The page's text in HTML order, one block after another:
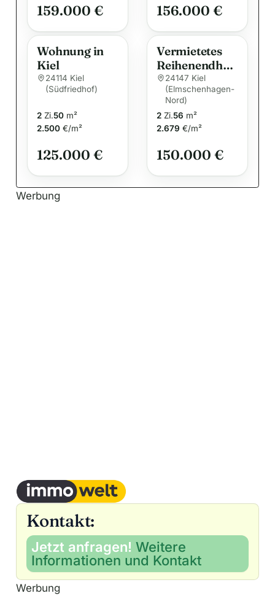
159.000 € 156.000 €
Wohnung in
Kiel
24114 Kiel
(Südfriedhof)
2 Zi.50 m²
2.500 €/m²
125.000 €
Vermietetes
Reihenendhau
s mit Garten |
Indexmietvert
rag | Kiel-
Elmschenhage
n
24147 Kiel
(Elmschenhagen-
Nord)
2 Zi.56 m²
2.679 €/m²
150.000 €
Werbung
Kontakt:
Jetzt anfragen! Weitere
Informationen und Kontakt
Werbung